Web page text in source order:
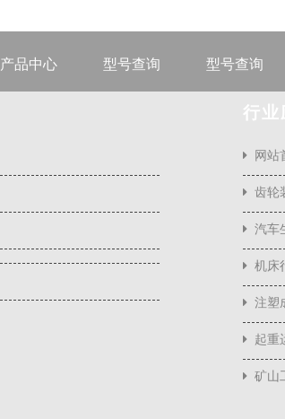
产品中心 型号查询 型号查询
行业
网站
齿轮
汽车
机床
注塑
起重
矿山